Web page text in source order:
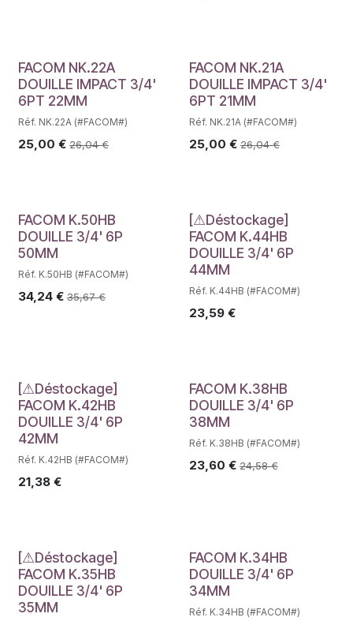
FACOM NK.22A
DOUILLE IMPACT 3/4'
6PT 22MM
Réf. NK.22A (#FACOM#)
25,00 € 26,04€
FACOM NK.21A
DOUILLE IMPACT 3/4'
6PT 21MM
Réf. NK.21A (#FACOM#)
25,00 € 26,04€
FACOM K.50HB
DOUILLE 3/4' 6P
50MM
Réf. K.50HB (#FACOM#)
34,24 € 35,67€
Déstockage
[⚠Déstockage]
FACOM K.44HB
DOUILLE 3/4' 6P
44MM
Réf. K.44HB (#FACOM#)
23,59€
Déstockage
[⚠Déstockage]
FACOM K.42HB
DOUILLE 3/4' 6P
42MM
Réf. K.42HB (#FACOM#)
21,38 €
FACOM K.38HB
DOUILLE 3/4' 6P
38MM
Réf. K.38HB (#FACOM#)
23,60 € 24,58€
Déstockage
[⚠Déstockage]
FACOM K.35HB
DOUILLE 3/4' 6P
35MM
FACOM K.34HB
DOUILLE 3/4' 6P
34MM
Réf. K.34HB (#FACOM#)